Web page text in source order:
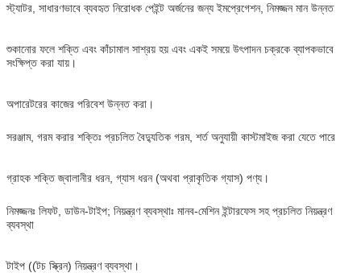
স্ট্যাটর, সাধারণভাবে ব্যবহৃত নিরোধক পেইন্ট অর্জনের জন্য ইমপ্রেগেশন, নিমজ্জন মান উন্নত
শুকানোর ফলে শক্তি এবং কাঁচামাল সাশ্রয় হয় এবং একই সময়ে উৎপাদন চক্রকে ব্যাপকভাবে
সংক্ষিপ্ত করা যায়।
অপারেটরের কাজের পরিবেশ উন্নত করা।
সরঞ্জাম, গরম করার শক্তিঃ প্রচলিত বৈদ্যুতিক গরম, শর্ত অনুযায়ী কাস্টমাইজ করা যেতে পারে
গ্রাহক শক্তি জ্বালানীর ধরন, গ্যাস ধরন (অথবা প্রাকৃতিক গ্যাস) পণ্য।
নিমজ্জনঃ লিফট, ডাউন-টাইপ; নিয়ন্ত্রণ ব্যবস্থাঃ মানব-মেশিন ইন্টারফেস সহ প্রচলিত নিয়ন্ত্রণ
ব্যবস্থা
টাইপ ((টচ স্ক্রিন) নিয়ন্ত্রণ ব্যবস্থা।